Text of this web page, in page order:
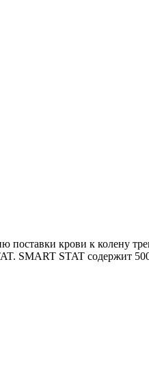
поставки крови к колену
SMART STAT содержит